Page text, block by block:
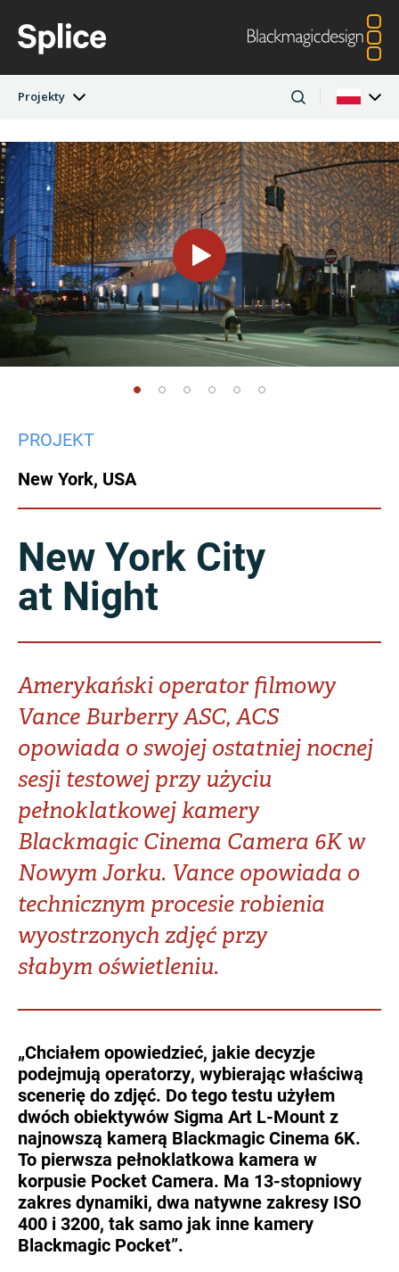
Projekty
Najnowsze wydanie
Projekty
Artyści
Firmy
Argentina Australia
Austria Brazil
Canada China
Denmark Finland
Germany
Hong Kong SAR, India
Italy
Korea
New Zealand
Russia Singapore
South Africa Spain
Sweden Chinese Taipei
Turkey
Ukraine United Kingdom
United States
PROJEKT
New York, USA
New York City
at Night
Amerykański operator filmowy
Vance Burberry ASC, ACS
opowiada o swojej ostatniej nocnej
sesji testowej przy użyciu
pełnoklatkowej kamery
Blackmagic Cinema Camera 6K w
Nowym Jorku. Vance opowiada o
technicznym procesie robienia
wyostrzonych zdjęć przy
słabym oświetleniu.
„Chciałem opowiedzieć, jakie decyzje
podejmują operatorzy, wybierając właściwą
scenerię do zdjęć. Do tego testu użyłem
dwóch obiektywów Sigma Art L-Mount z
najnowszą kamerą Blackmagic Cinema 6K.
To pierwsza pełnoklatkowa kamera w
korpusie Pocket Camera. Ma 13-stopniowy
zakres dynamiki, dwa natywne zakresy ISO
400 i 3200, tak samo jak inne kamery
Blackmagic Pocket”.